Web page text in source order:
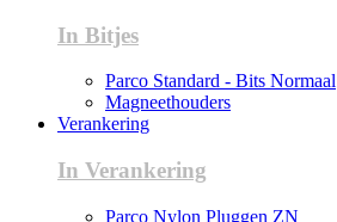
In Bitjes
Parco Standard - Bits Normaal
Magneethouders
Verankering
In Verankering
Parco Nylon Pluggen ZN